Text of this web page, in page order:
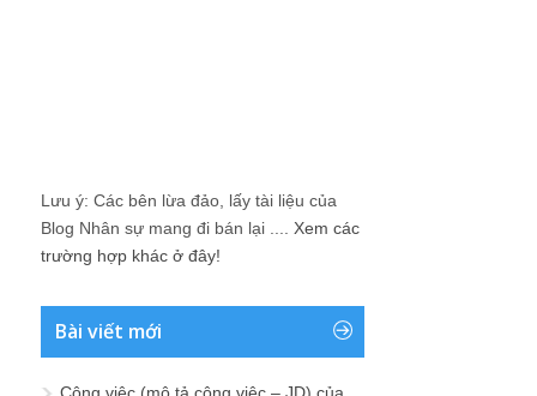
Lưu ý: Các bên lừa đảo, lấy tài liệu của
Blog Nhân sự mang đi bán lại .... Xem các
trường hợp khác ở đây!
Bài viết mới